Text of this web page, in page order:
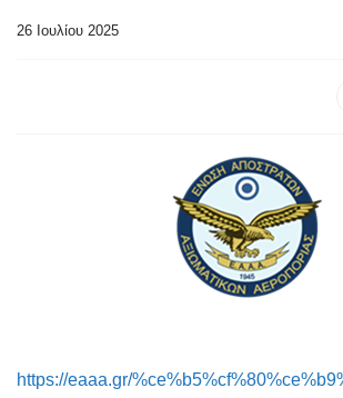
26 Ιουλίου 2025
https://eaaa.gr/